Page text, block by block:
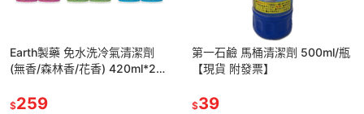
Earth製藥 免水洗冷氣清潔劑
(無香/森林香/花香) 420ml*2瓶/
$259
第一石鹼 馬桶清潔劑 500ml/瓶
【現貨 附發票】
$39